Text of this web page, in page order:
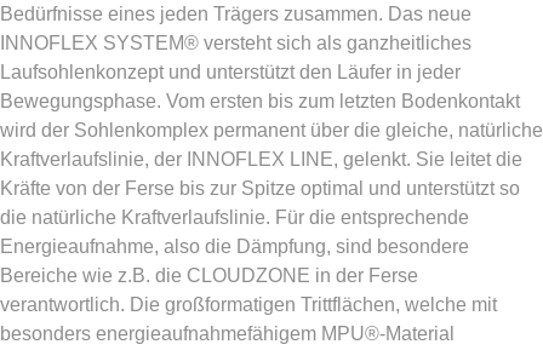
Bedürfnisse eines jeden Trägers zusammen. Das neue
INNOFLEX SYSTEM® versteht sich als ganzheitliches
Laufsohlenkonzept und unterstützt den Läufer in jeder
Bewegungsphase. Vom ersten bis zum letzten Bodenkontakt
wird der Sohlenkomplex permanent über die gleiche, natürliche
Kraftverlaufslinie, der INNOFLEX LINE, gelenkt. Sie leitet die
Kräfte von der Ferse bis zur Spitze optimal und unterstützt so
die natürliche Kraftverlaufslinie. Für die entsprechende
Energieaufnahme, also die Dämpfung, sind besondere
Bereiche wie z.B. die CLOUDZONE in der Ferse
verantwortlich. Die großformatigen Trittflächen, welche mit
besonders energieaufnahmefähigem MPU®-Material